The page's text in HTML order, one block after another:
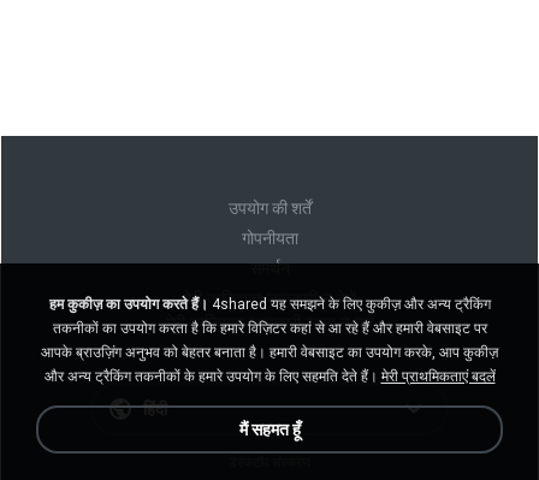
उपयोग की शर्तें
गोपनीयता
समर्थन
मेरी व्यक्तिगत जानकारी न बेचें
मेरी व्यक्तिगत जानकारी साझा न करें
हिंदी
हम कुकीज़ का उपयोग करते हैं। 4shared यह समझने के लिए कुकीज़ और अन्य ट्रैकिंग
तकनीकों का उपयोग करता है कि हमारे विज़िटर कहां से आ रहे हैं और हमारी वेबसाइट पर
आपके ब्राउज़िंग अनुभव को बेहतर बनाता है। हमारी वेबसाइट का उपयोग करके, आप कुकीज़
और अन्य ट्रैकिंग तकनीकों के हमारे उपयोग के लिए सहमति देते हैं। मेरी प्राथमिकताएं बदलें
मैं सहमत हूँ